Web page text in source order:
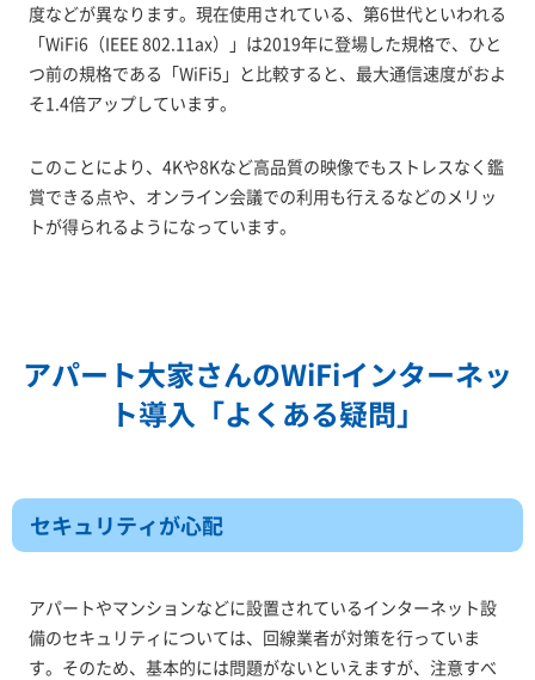
度などが異なります。現在使用されている、第6世代といわれる
「WiFi6（IEEE 802.11ax）」は2019年に登場した規格で、ひと
つ前の規格である「WiFi5」と比較すると、最大通信速度がおよ
そ1.4倍アップしています。
このことにより、4Kや8Kなど高品質の映像でもストレスなく鑑
賞できる点や、オンライン会議での利用も行えるなどのメリッ
トが得られるようになっています。
アパート大家さんのWiFiインターネッ
ト導入「よくある疑問」
セキュリティが心配
アパートやマンションなどに設置されているインターネット設
備のセキュリティについては、回線業者が対策を行っていま
す。そのため、基本的には問題がないといえますが、注意すべ